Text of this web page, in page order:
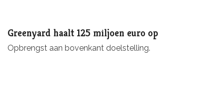
Greenyard haalt 125 miljoen euro op
Opbrengst aan bovenkant doelstelling.